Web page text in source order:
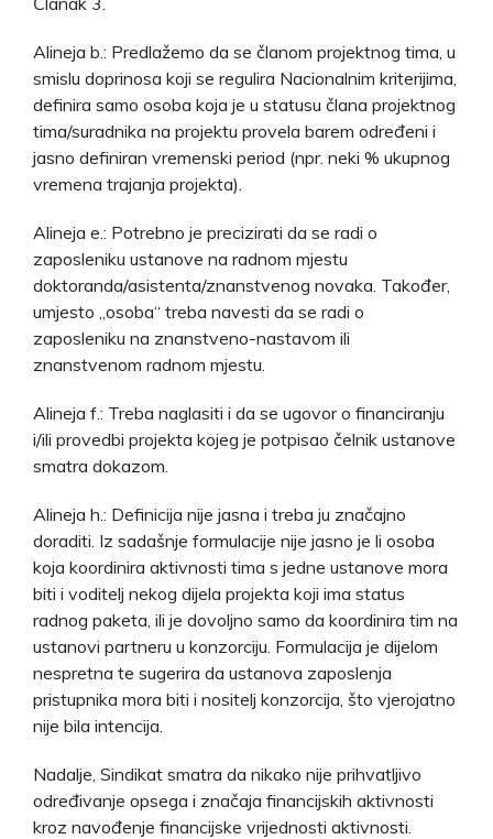
Alineja b.: Predlažemo da se članom projektnog tima, u
smislu doprinosa koji se regulira Nacionalnim kriterijima,
definira samo osoba koja je u statusu člana projektnog
tima/suradnika na projektu provela barem određeni i
jasno definiran vremenski period (npr. neki % ukupnog
vremena trajanja projekta).
Alineja e.: Potrebno je precizirati da se radi o
zaposleniku ustanove na radnom mjestu
doktoranda/asistenta/znanstvenog novaka. Također,
umjesto „osoba“ treba navesti da se radi o
zaposleniku na znanstveno-nastavom ili
znanstvenom radnom mjestu.
Alineja f.: Treba naglasiti i da se ugovor o financiranju
i/ili provedbi projekta kojeg je potpisao čelnik ustanove
smatra dokazom.
Alineja h.: Definicija nije jasna i treba ju značajno
doraditi. Iz sadašnje formulacije nije jasno je li osoba
koja koordinira aktivnosti tima s jedne ustanove mora
biti i voditelj nekog dijela projekta koji ima status
radnog paketa, ili je dovoljno samo da koordinira tim na
ustanovi partneru u konzorciju. Formulacija je dijelom
nespretna te sugerira da ustanova zaposlenja
pristupnika mora biti i nositelj konzorcija, što vjerojatno
nije bila intencija.
Nadalje, Sindikat smatra da nikako nije prihvatljivo
određivanje opsega i značaja financijskih aktivnosti
kroz navođenje financijske vrijednosti aktivnosti.